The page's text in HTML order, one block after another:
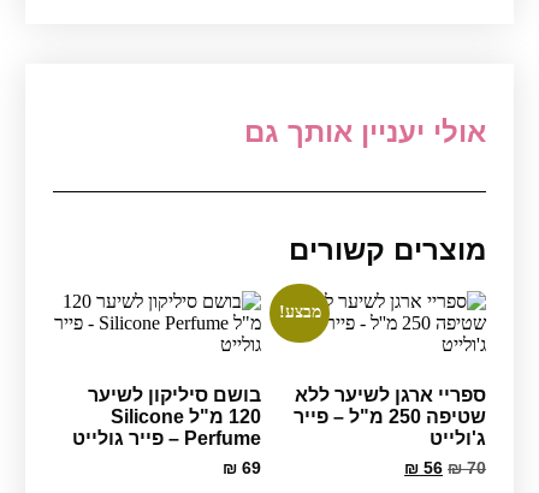
אולי יעניין אותך גם
מוצרים קשורים
מבצע!
ספריי ארגן לשיער ללא
שטיפה 250 מ"ל – פייר
ג'ולייט
₪70
המחיר
₪ 56
המחיר
בושם סיליקון לשיער
120 מ"ל Silicone
Perfume – פייר גולייט
₪69